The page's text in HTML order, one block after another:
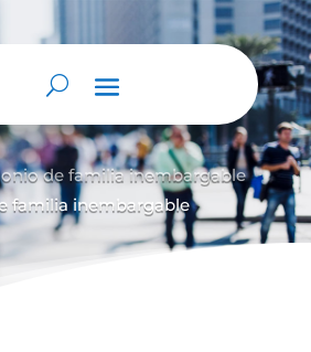
de familia inembargable
familia inembargable